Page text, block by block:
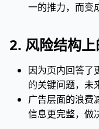
一的推力，而变
2. 风险结构
因为页内回答了
的关键问题，未
广告层面的浪费
信息更完整，做